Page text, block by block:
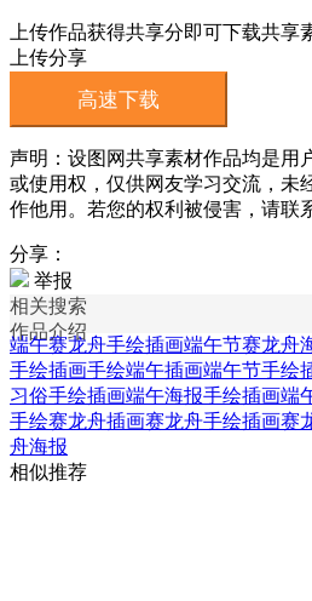
上传作品获得共享分即可下载共享
上传分享
高速下载
声明：设图网共享素材作品均是用
或使用权，仅供网友学习交流，未
作他用。若您的权利被侵害，请联系
分享：
举报
相关搜索
作品介绍
端午赛龙舟手绘插画端午节赛龙舟
手绘插画手绘端午插画端午节手绘
习俗手绘插画端午海报手绘插画端
手绘赛龙舟插画赛龙舟手绘插画赛
舟海报
相似推荐